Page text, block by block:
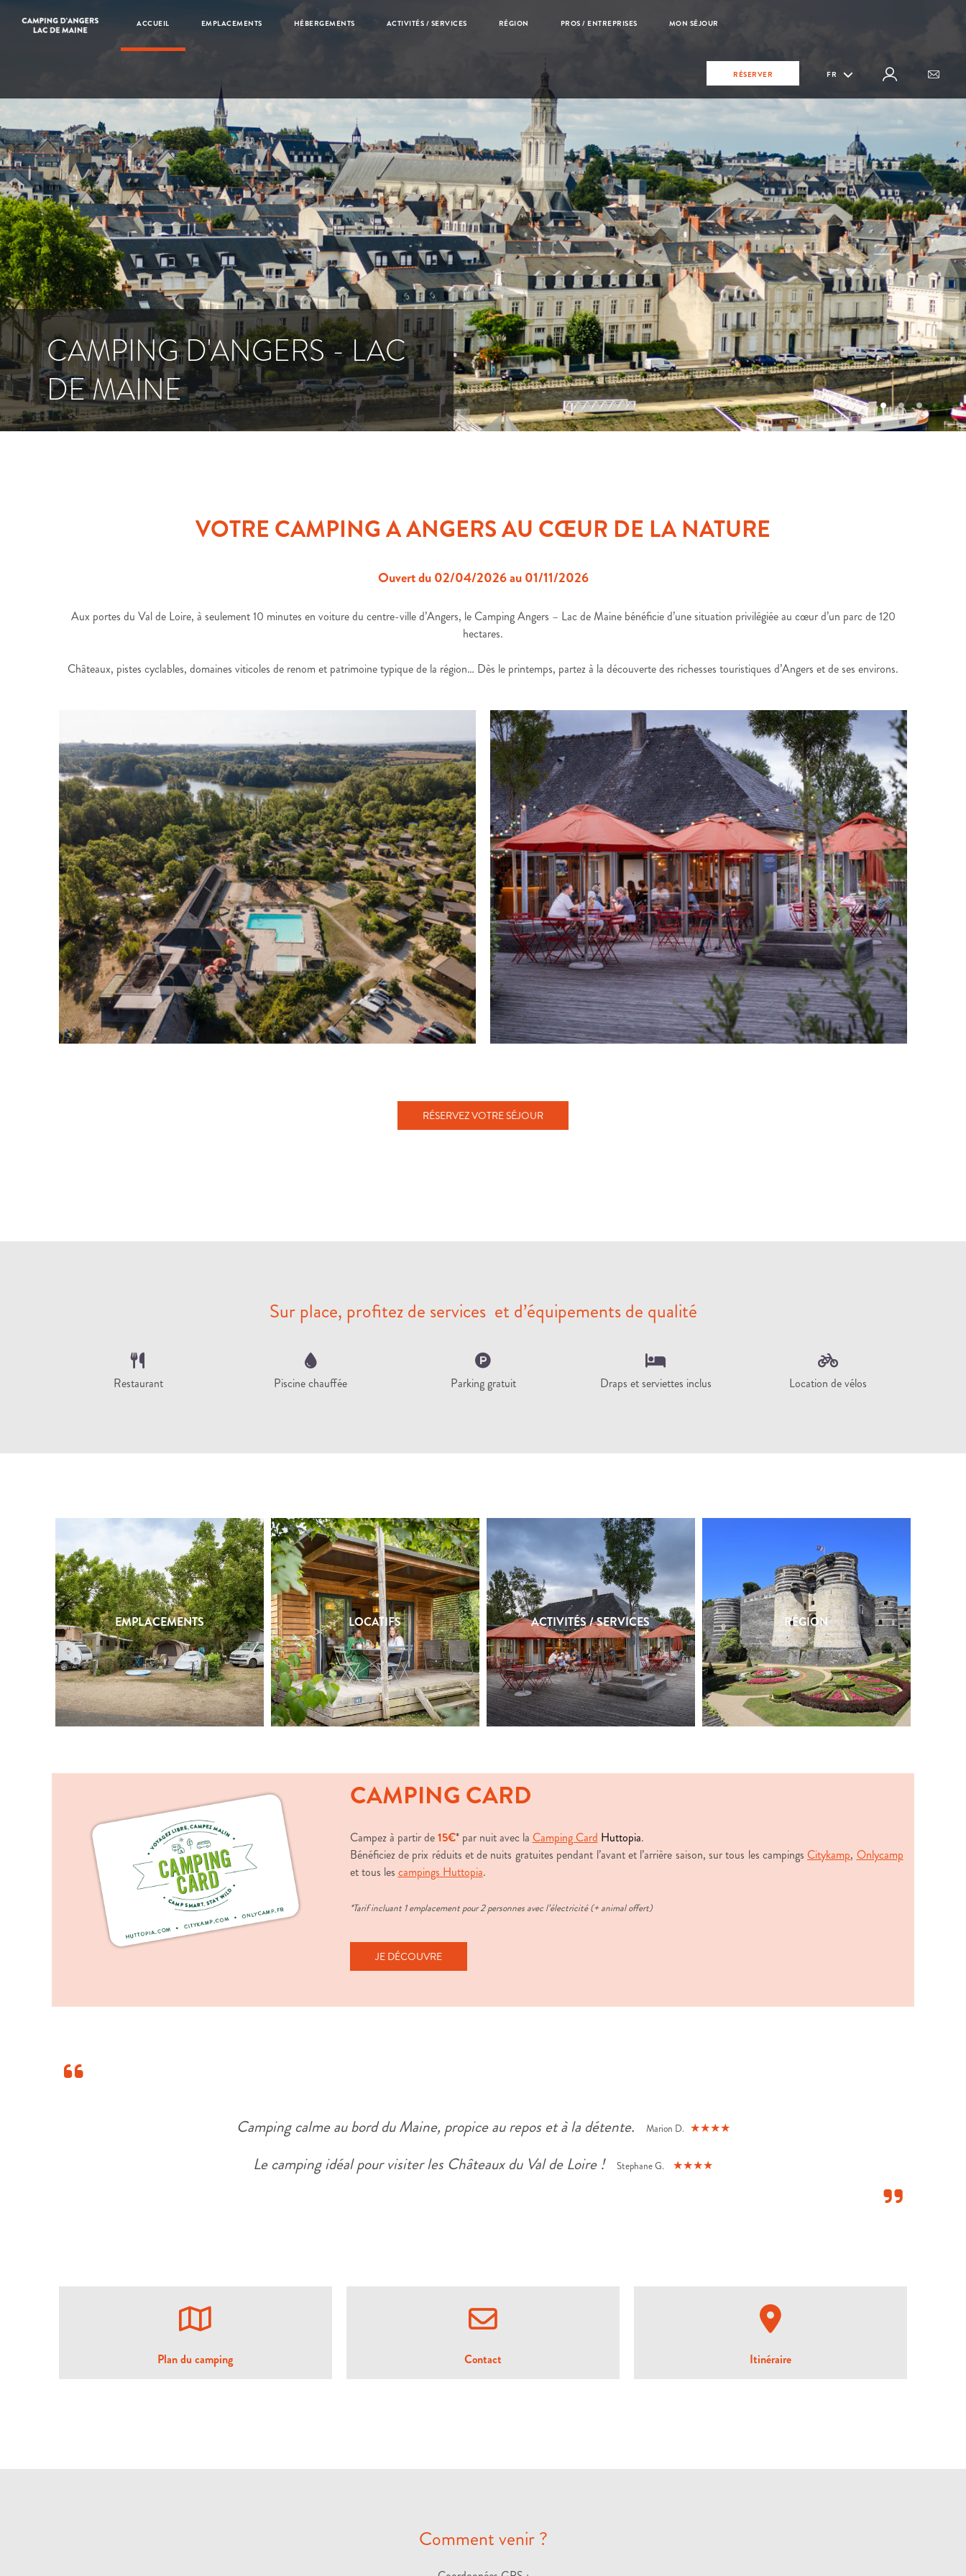
ACCUEIL EMPLACEMENTS HÉBERGEMENTS ACTIVITÉS / SERVICES RÉGION PROS / ENTREPRISES MON SÉJOUR
RÉSERVER FR
CAMPING D'ANGERS - LAC
DE MAINE
VOTRE CAMPING A ANGERS AU CŒUR DE LA NATURE
Ouvert du 02/04/2026 au 01/11/2026
Aux portes du Val de Loire, à seulement 10 minutes en voiture du centre-ville d’Angers, le Camping Angers – Lac de Maine bénéficie d’une situation privilégiée au cœur d’un parc de 120
hectares.
Châteaux, pistes cyclables, domaines viticoles de renom et patrimoine typique de la région… Dès le printemps, partez à la découverte des richesses touristiques d’Angers et de ses environs.
RÉSERVEZ VOTRE SÉJOUR
Sur place, profitez de services et d’équipements de qualité
Restaurant Piscine chauffée Parking gratuit Draps et serviettes inclus Location de vélos
EMPLACEMENTS
EMPLACEMENTS LOCATIFS
LOCATIFS ACTIVITÉS / SERVICES
ACTIVITÉS / SERVICES RÉGION
RÉGION
CAMPING CARD
Campez à partir de15€* par nuit avec la Camping Card Huttopia.
Bénéficiez de prix réduits et de nuits gratuites pendant l’avant et l’arrière saison, sur tous les campings Citykamp, Onlycamp
et tous les campings Huttopia.
*Tarif incluant 1 emplacement pour 2 personnes avec l’électricité (+ animal offert)
JE DÉCOUVRE
Camping calme au bord du Maine, propice au repos et à la détente. Marion D. ★★★★
Le camping idéal pour visiter les Châteaux du Val de Loire ! Stephane G. ★★★★
Plan du camping Contact Itinéraire
Comment venir ?